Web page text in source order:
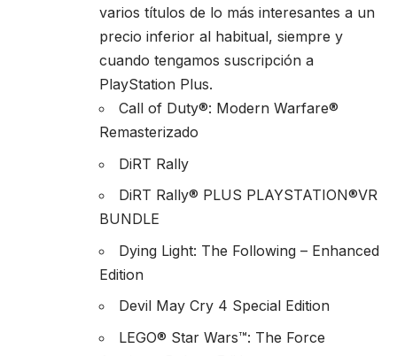
varios títulos de lo más interesantes a un
precio inferior al habitual, siempre y
cuando tengamos suscripción a
PlayStation Plus.
Call of Duty®: Modern Warfare®
Remasterizado
DiRT Rally
DiRT Rally® PLUS PLAYSTATION®VR
BUNDLE
Dying Light: The Following – Enhanced
Edition
Devil May Cry 4 Special Edition
LEGO® Star Wars™: The Force